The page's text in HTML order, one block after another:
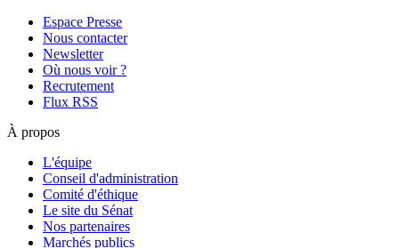
Espace Presse
Nous contacter
Newsletter
Où nous voir ?
Recrutement
Flux RSS
À propos
L'équipe
Conseil d'administration
Comité d'éthique
Le site du Sénat
Nos partenaires
Marchés publics